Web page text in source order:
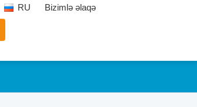
RU Bizimlə əlaqə